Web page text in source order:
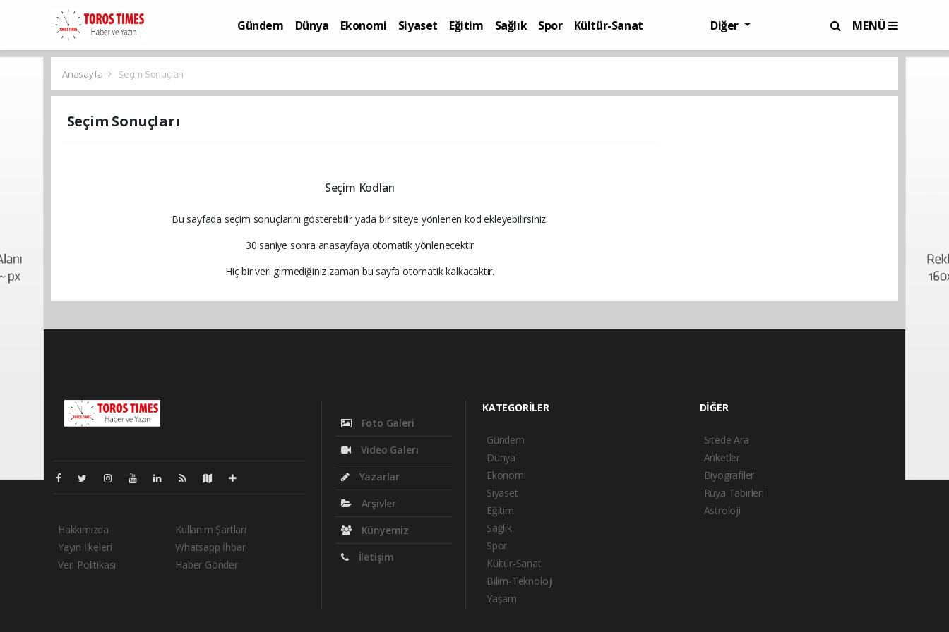
Gündem Dünya Ekonomi Siyaset Eğitim Sağlık Spor
Kültür-Sanat
Diğer MENÜ
Anasayfa Seçim Sonuçları
Seçim Sonuçları
Seçim Kodları
Bu sayfada seçim sonuçlarını gösterebilir yada bir siteye yönlenen kod ekleyebilirsiniz.
30 saniye sonra anasayfaya otomatik yönlenecektir
Hiç bir veri girmediğiniz zaman bu sayfa otomatik kalkacaktır.
Hakkımızda
Yayın İlkeleri
Veri Politikası
Kullanım Şartları
Whatsapp İhbar
Haber Gönder
Foto Galeri
Video Galeri
Yazarlar
Arşivler
Künyemiz
İletişim
KATEGORİLER
Gündem
Dünya
Ekonomi
Siyaset
Eğitim
Sağlık
Spor
Kültür-Sanat
Bilim-Teknoloji
Yaşam
DİĞER
Sitede Ara
Anketler
Biyografiler
Rüya Tabirleri
Astroloji